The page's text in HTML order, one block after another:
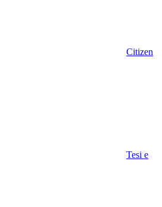
Citizen
Tesi e